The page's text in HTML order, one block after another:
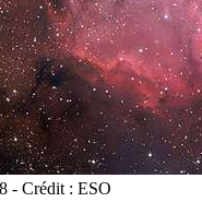
- Crédit : ESO